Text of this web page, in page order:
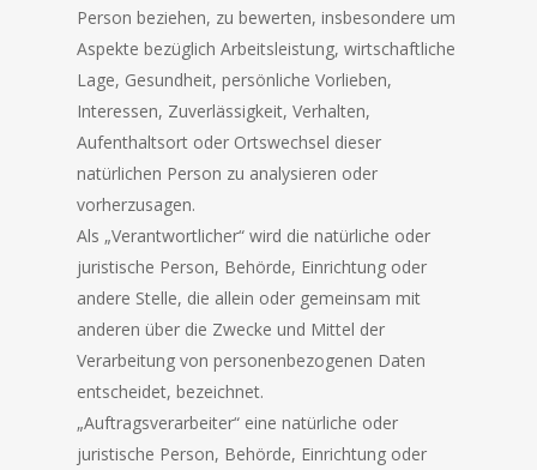
Person beziehen, zu bewerten, insbesondere um
Aspekte bezüglich Arbeitsleistung, wirtschaftliche
Lage, Gesundheit, persönliche Vorlieben,
Interessen, Zuverlässigkeit, Verhalten,
Aufenthaltsort oder Ortswechsel dieser
natürlichen Person zu analysieren oder
vorherzusagen.
Als „Verantwortlicher“ wird die natürliche oder
juristische Person, Behörde, Einrichtung oder
andere Stelle, die allein oder gemeinsam mit
anderen über die Zwecke und Mittel der
Verarbeitung von personenbezogenen Daten
entscheidet, bezeichnet.
„Auftragsverarbeiter“ eine natürliche oder
juristische Person, Behörde, Einrichtung oder